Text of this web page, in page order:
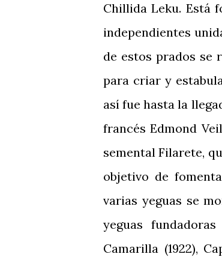
Chillida Leku. Está
independientes
de estos prados se
para criar y
así fue hasta la
francés Edmond
semental Filarete,
objetivo de
varias yeguas se
yeguas
Camarilla (1922),